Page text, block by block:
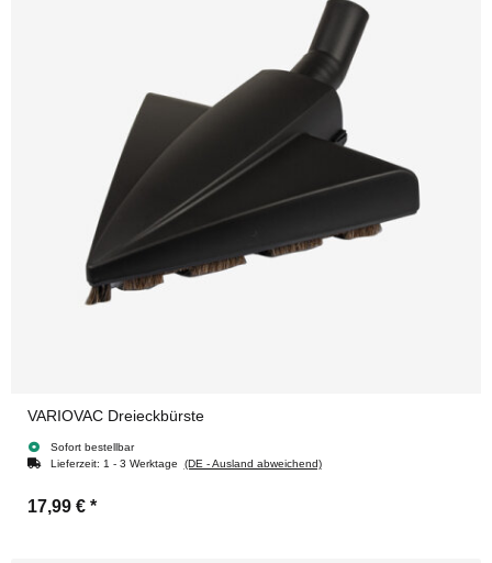
VARIOVAC Dreieckbürste
Sofort bestellbar
Lieferzeit: 1 - 3 Werktage (DE - Ausland abweichend)
17,99 € *